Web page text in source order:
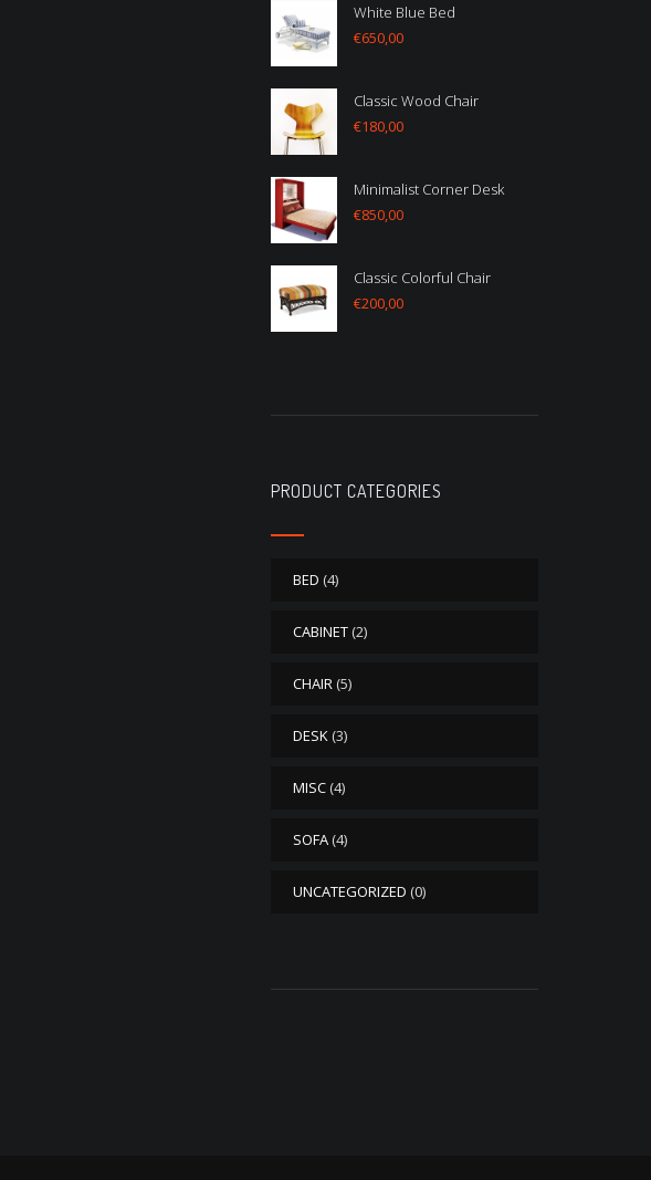
White Blue Bed
€650,00
Classic Wood Chair
€180,00
Minimalist Corner Desk
€850,00
Classic Colorful Chair
€200,00
PRODUCT CATEGORIES
BED (4)
CABINET (2)
CHAIR (5)
DESK (3)
MISC (4)
SOFA (4)
UNCATEGORIZED (0)